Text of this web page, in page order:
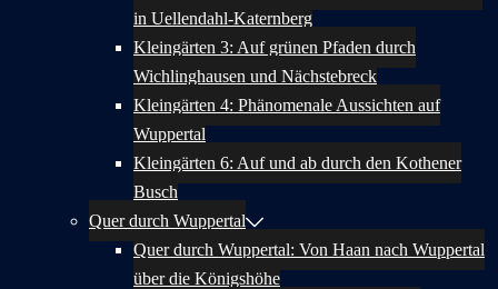
in Uellendahl-Katernberg
Kleingärten 3: Auf grünen Pfaden durch
Wichlinghausen und Nächstebreck
Kleingärten 4: Phänomenale Aussichten auf
Wuppertal
Kleingärten 6: Auf und ab durch den Kothener
Busch
Quer durch Wuppertal
Quer durch Wuppertal: Von Haan nach Wuppertal
über die Königshöhe